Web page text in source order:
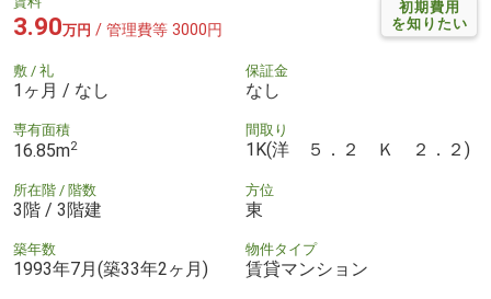
初期費用
を知りたい
3.90万円 / 管理費等 3000円
敷 / 礼
1ヶ月 / なし
保証金
なし
専有面積
16.85m2
間取り
1K(洋 ５．２ Ｋ ２．２)
所在階 / 階数
3階 / 3階建
方位
東
築年数
1993年7月(築33年2ヶ月)
物件タイプ
賃貸マンション